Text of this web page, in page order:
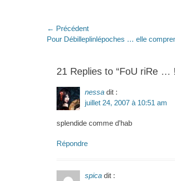
Navigation
de
← Précédent
Article
Pour Débilleplinlépoches … elle
21 Replies to “FoU riRe …
nessa dit :
juillet 24, 2007 à 10:51 am
splendide comme d’hab
Répondre
spica dit :